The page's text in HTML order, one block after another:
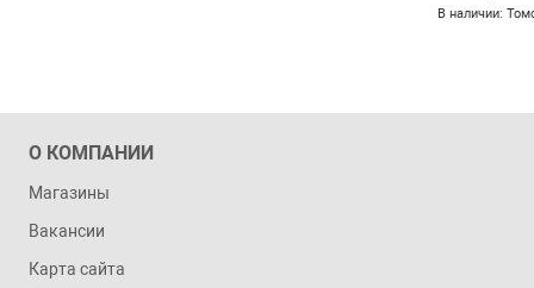
В наличии:
О КОМПАНИИ
Магазины
Вакансии
Карта сайта